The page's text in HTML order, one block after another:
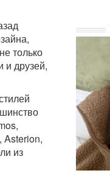
только
и друзей,
Asterion,
из